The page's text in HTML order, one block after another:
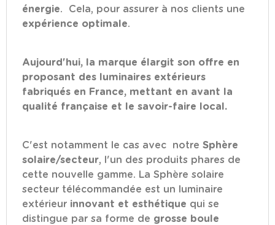
énergie. Cela, pour assurer à nos clients une
expérience optimale.
Aujourd'hui, la marque élargit son offre en
proposant des luminaires extérieurs
fabriqués en France, mettant en avant la
qualité française et le savoir-faire local.
C'est notamment le cas avec notre Sphère
solaire/secteur,
l'un des produits phares de
cette nouvelle gamme. La Sphère solaire
secteur télécommandée est un luminaire
extérieur innovant et esthétique qui se
distingue par sa forme de grosse boule